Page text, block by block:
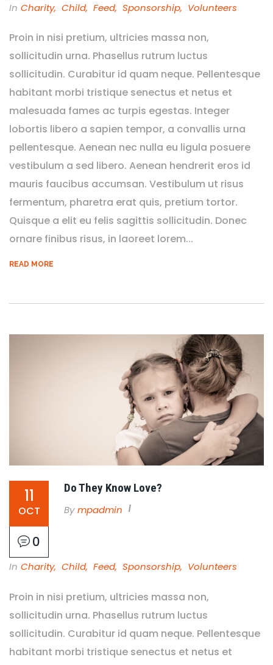
In Charity, Child, Feed, Sponsorship, Volunteers
Proin in nisi pretium, ultricies massa non,
sollicitudin urna. Phasellus rutrum luctus
sollicitudin. Curabitur id quam neque. Pellentesque
habitant morbi tristique senectus et netus et
malesuada fames ac turpis egestas. Integer
lobortis libero a sapien tempor, a convallis urna
pellentesque. Aenean nec nulla eu ligula posuere
vestibulum a sed libero. Aenean hendrerit eros id
mauris faucibus accumsan. Vestibulum ut risus
fermentum, pharetra erat quis, pretium tortor.
Quisque a elit eu felis sagittis sollicitudin. Donec
ornare finibus risus, in laoreet lorem...
READ MORE
11
OCT
0
Do They Know Love?
By Mpadmin
In Charity, Child, Feed, Sponsorship, Volunteers
Proin in nisi pretium, ultricies massa non,
sollicitudin urna. Phasellus rutrum luctus
sollicitudin. Curabitur id quam neque. Pellentesque
habitant morbi tristique senectus et netus et